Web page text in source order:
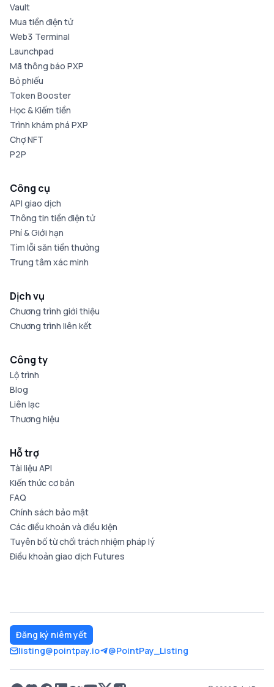
Vault
Mua tiền điện tử
Web3 Terminal
Launchpad
Mã thông báo PXP
Bỏ phiếu
Token Booster
Học & Kiếm tiền
Trình khám phá PXP
Chợ NFT
P2P
Công cụ
API giao dịch
Thông tin tiền điện tử
Phí & Giới hạn
Tìm lỗi săn tiền thưởng
Trung tâm xác minh
Dịch vụ
Chương trình giới thiệu
Chương trình liên kết
Công ty
Lộ trình
Blog
Liên lạc
Thương hiệu
Hỗ trợ
Tài liệu API
Kiến thức cơ bản
FAQ
Chính sách bảo mật
Các điều khoản và điều kiện
Tuyên bố từ chối trách nhiệm pháp lý
Điều khoản giao dịch Futures
Đăng ký niêm yết
listing@pointpay.io
@PointPay_Listing